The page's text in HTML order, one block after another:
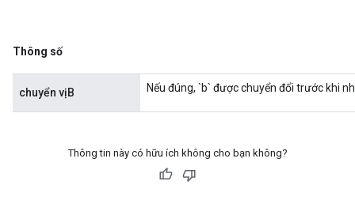
Thông số
chuyển vịB Nếu đúng, `b` được chuyển đổi trước khi
Thông tin này có hữu ích không cho bạn không?